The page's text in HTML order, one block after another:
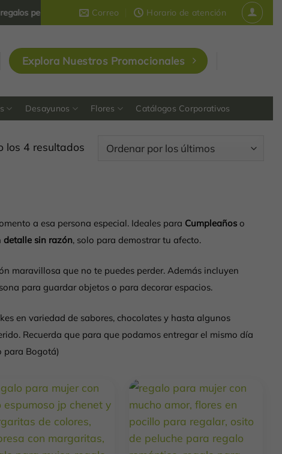
personalizados y corporativos que dejan huella en Colombia
Correo Horario de atención
Explora Nuestros Promocionales
Desayunos Flores Catálogos Corporativos
los 4 resultadosOrdenado
a esa persona especial. Ideales para Cumpleaños o
detalle sin razón, solo para demostrar tu afecto.
maravillosa que no te puedes perder. Además incluyen
para guardar objetos o para decorar espacios.
en variedad de sabores, chocolates y hasta algunos
Recuerda que para que podamos entregar el mismo día
para Bogotá)